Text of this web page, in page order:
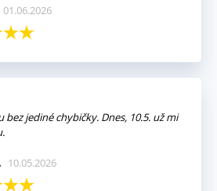
01.06.2026
jediné chybičky. Dnes, 10.5. už mi
10.05.2026